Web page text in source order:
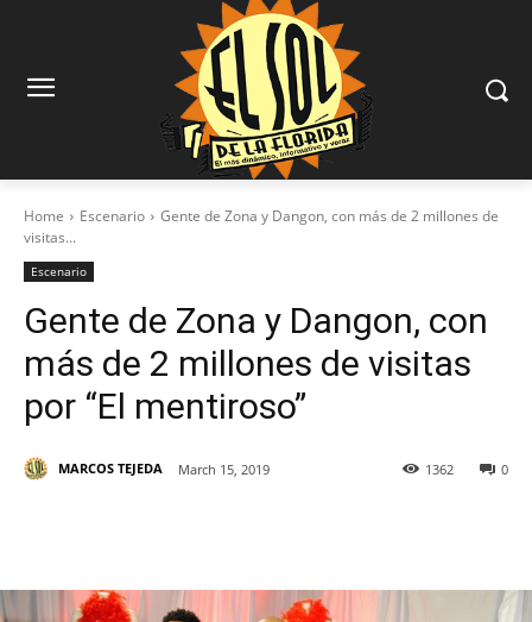
Home Escenario
Gente de Zona y Dangon, con más de 2 millones de
visitas...
Escenario
Gente de Zona y Dangon, con
más de 2 millones de visitas
por “El mentiroso”
MARCOS TEJEDA March 15, 2019 0
1362